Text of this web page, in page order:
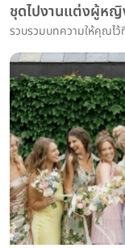
ชุดไปงานแต่งผู้ห
รวบรวมบทความให้คุณไว้